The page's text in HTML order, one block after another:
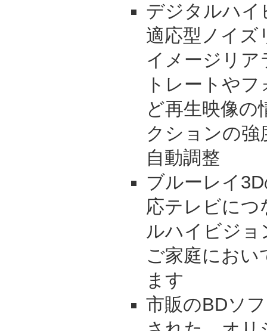
デジタルハイ
適応型ノイズ
イメージリア
トレートや
ど再生映像
クションの
自動調整
ブルーレイ
応テレビにつ
ルハイビジ
ご家庭にお
ます
市販のBDソ